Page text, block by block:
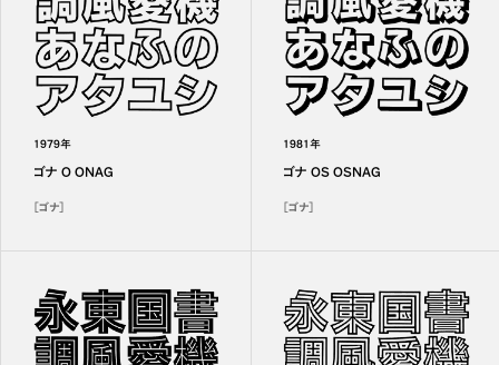
1979年
ゴナ O ONAG
［ゴナ］
1981年
ゴナ OS OSNAG
［ゴナ］